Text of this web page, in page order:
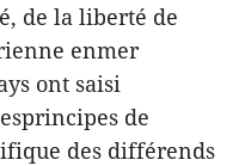
de la liberté de
enmer
ont saisi
de
des différends